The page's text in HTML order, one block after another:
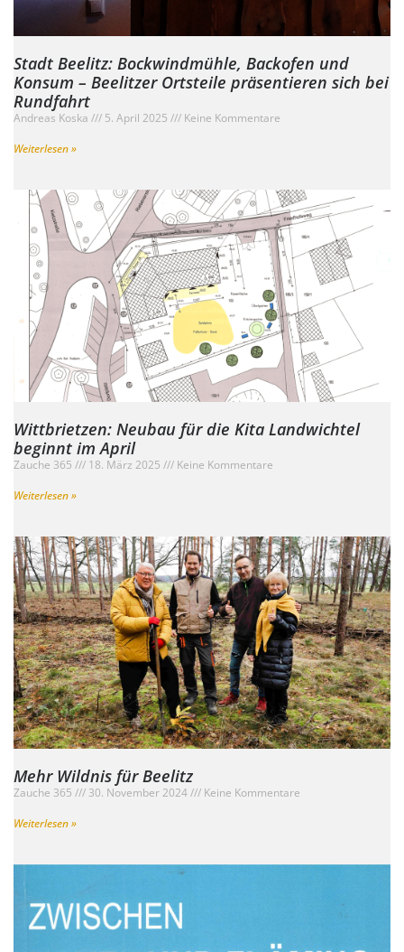
Stadt Beelitz: Bockwindmühle, Backofen und
Konsum – Beelitzer Ortsteile präsentieren sich bei
Rundfahrt
Andreas Koska 5. April 2025
Keine Kommentare
Weiterlesen »
Wittbrietzen: Neubau für die Kita Landwichtel
beginnt im April
Zauche 365 18. März 2025
Keine Kommentare
Weiterlesen »
Mehr Wildnis für Beelitz
Zauche 365 30. November 2024
Keine Kommentare
Weiterlesen »